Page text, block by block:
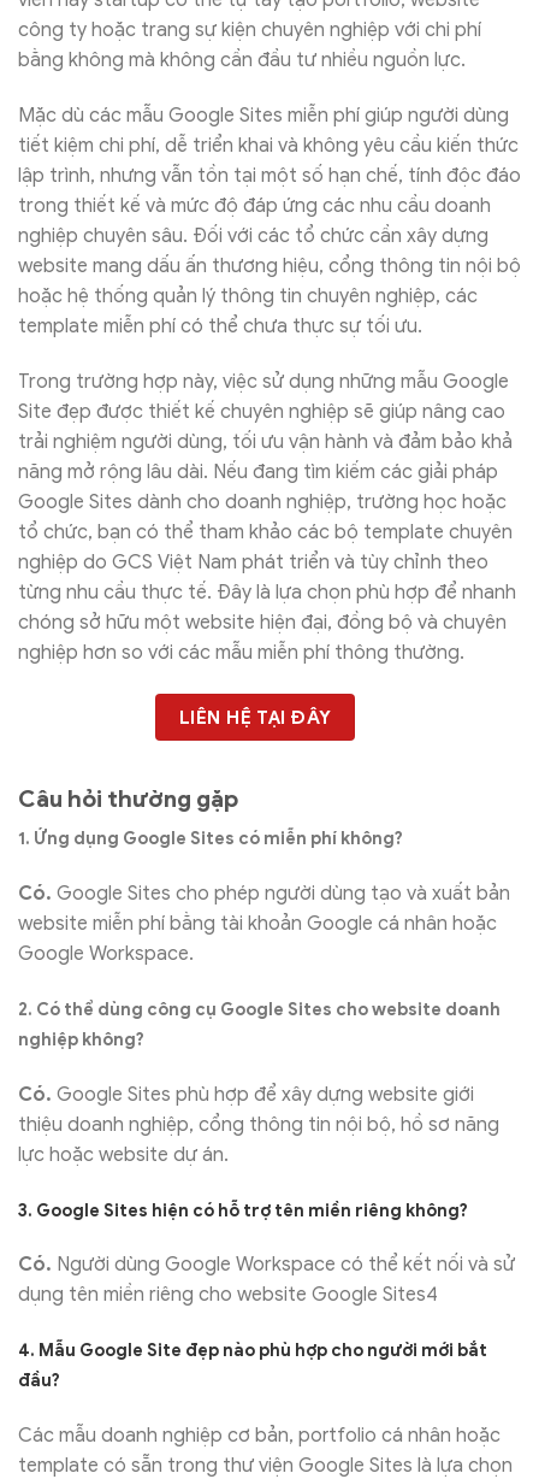
công ty hoặc trang sự kiện chuyên nghiệp với chi phí
bằng không mà không cần đầu tư nhiều nguồn lực.
Mặc dù các mẫu Google Sites miễn phí giúp người dùng
tiết kiệm chi phí, dễ triển khai và không yêu cầu kiến thức
lập trình, nhưng vẫn tồn tại một số hạn chế, tính độc đáo
trong thiết kế và mức độ đáp ứng các nhu cầu doanh
nghiệp chuyên sâu. Đối với các tổ chức cần xây dựng
website mang dấu ấn thương hiệu, cổng thông tin nội bộ
hoặc hệ thống quản lý thông tin chuyên nghiệp, các
template miễn phí có thể chưa thực sự tối ưu.
Trong trường hợp này, việc sử dụng những mẫu Google
Site đẹp được thiết kế chuyên nghiệp sẽ giúp nâng cao
trải nghiệm người dùng, tối ưu vận hành và đảm bảo khả
năng mở rộng lâu dài. Nếu đang tìm kiếm các giải pháp
Google Sites dành cho doanh nghiệp, trường học hoặc
tổ chức, bạn có thể tham khảo các bộ template chuyên
nghiệp do GCS Việt Nam phát triển và tùy chỉnh theo
từng nhu cầu thực tế. Đây là lựa chọn phù hợp để nhanh
chóng sở hữu một website hiện đại, đồng bộ và chuyên
nghiệp hơn so với các mẫu miễn phí thông thường.
LIÊN HỆ TẠI ĐÂY
Câu hỏi thường gặp
1. Ứng dụng Google Sites có miễn phí không?
Có. Google Sites cho phép người dùng tạo và xuất bản
website miễn phí bằng tài khoản Google cá nhân hoặc
Google Workspace.
2. Có thể dùng công cụ Google Sites cho website doanh
nghiệp không?
Có. Google Sites phù hợp để xây dựng website giới
thiệu doanh nghiệp, cổng thông tin nội bộ, hồ sơ năng
lực hoặc website dự án.
3. Google Sites hiện có hỗ trợ tên miền riêng không?
Có. Người dùng Google Workspace có thể kết nối và sử
dụng tên miền riêng cho website Google Sites4
4. Mẫu Google Site đẹp nào phù hợp cho người mới bắt
đầu?
Các mẫu doanh nghiệp cơ bản, portfolio cá nhân hoặc
template có sẵn trong thư viện Google Sites là lựa chọn